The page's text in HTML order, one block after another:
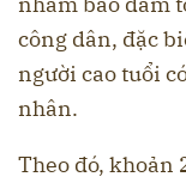
công dân, đặc
người cao tuổi
nhân.
Theo đó, khoản